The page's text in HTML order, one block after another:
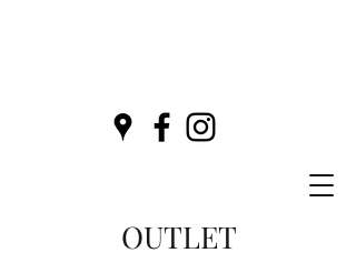
OUTLET